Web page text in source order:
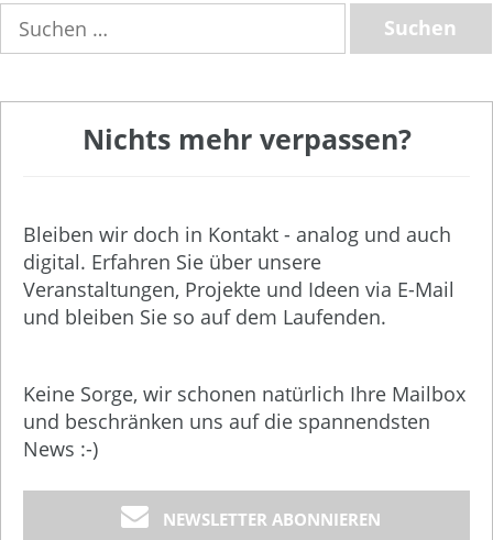
nach:
Nichts mehr verpassen?
Bleiben wir doch in Kontakt - analog und auch
digital. Erfahren Sie über unsere
Veranstaltungen, Projekte und Ideen via E-Mail
und bleiben Sie so auf dem Laufenden.
Keine Sorge, wir schonen natürlich Ihre Mailbox
und beschränken uns auf die spannendsten
News :-)
NEWSLETTER ABONNIEREN